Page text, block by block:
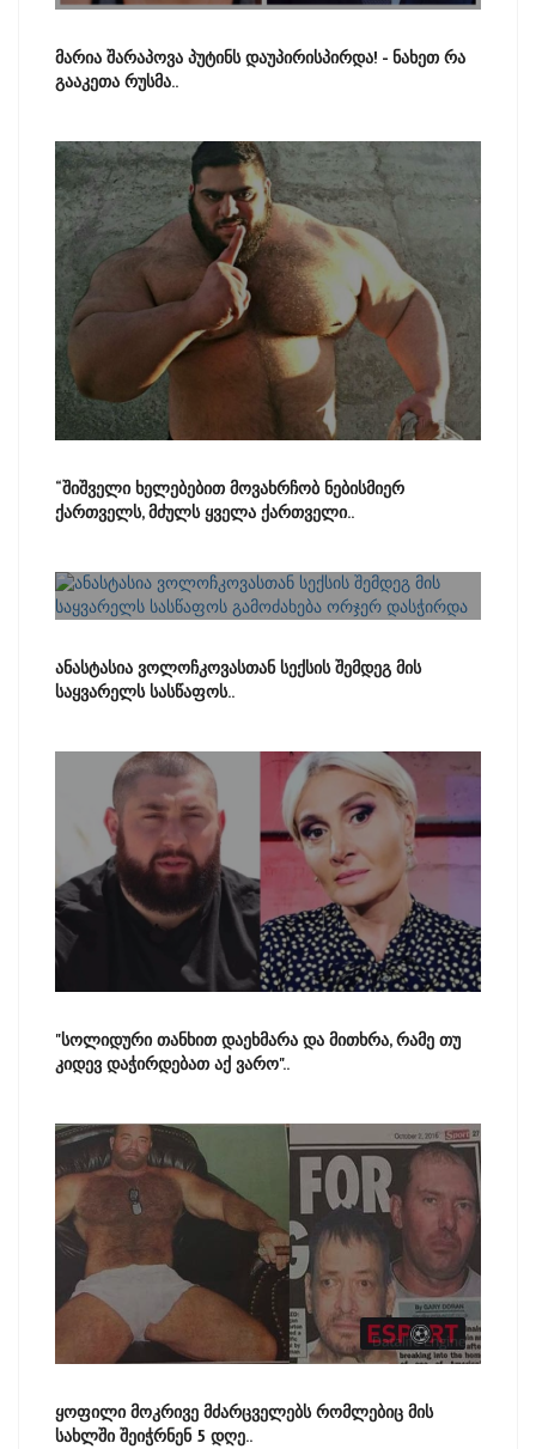
მარია შარაპოვა პუტინს დაუპირისპირდა! - ნახეთ რა
გააკეთა რუსმა..
“შიშველი ხელებებით მოვახრჩობ ნებისმიერ
ქართველს, მძულს ყველა ქართველი..
ანასტასია ვოლოჩკოვასთან სექსის შემდეგ მის
საყვარელს სასწაფოს..
"სოლიდური თანხით დაეხმარა და მითხრა, რამე თუ
კიდევ დაჭირდებათ აქ ვარო"..
ყოფილი მოკრივე მძარცველებს რომლებიც მის
სახლში შეიჭრნენ 5 დღე..